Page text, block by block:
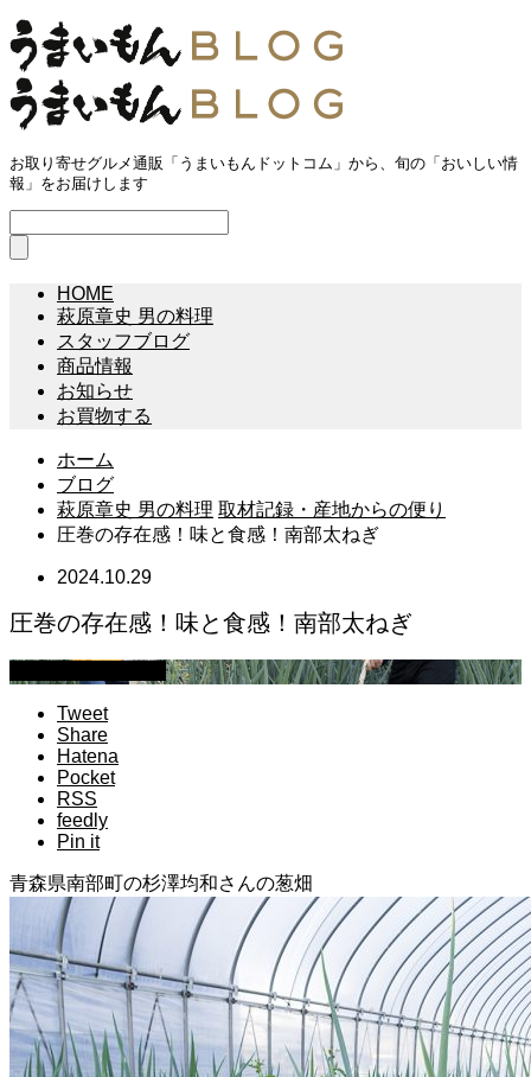
お取り寄せグルメ通販「うまいもんドットコム」から、旬の「おいしい情
報」をお届けします
HOME
萩原章史 男の料理
スタッフブログ
商品情報
お知らせ
お買物する
ホーム
ブログ
萩原章史 男の料理 取材記録・産地からの便り
圧巻の存在感！味と食感！南部太ねぎ
2024.10.29
圧巻の存在感！味と食感！南部太ねぎ
Tweet
Share
Hatena
Pocket
RSS
feedly
Pin it
青森県南部町の杉澤均和さんの葱畑